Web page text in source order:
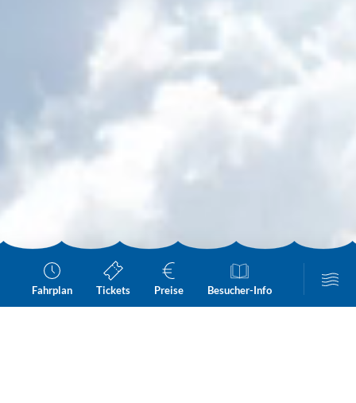
Fahrplan Tickets Preise Besucher-Info